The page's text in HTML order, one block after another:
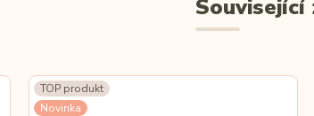
Související
TOP produkt
Novinka